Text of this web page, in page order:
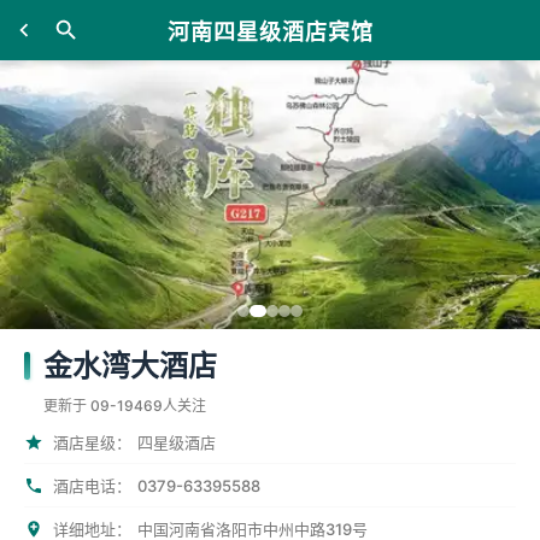
河南四星级酒店宾馆
金水湾大酒店
更新于 09-19469人关注
酒店星级： 四星级酒店
酒店电话： 0379-63395588
详细地址： 中国河南省洛阳市中州中路319号